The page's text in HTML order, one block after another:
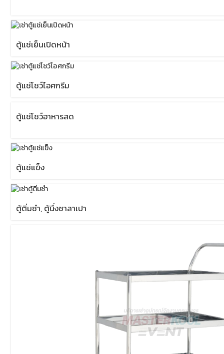
ตู้แช่เย็นเปิดหน้า
ตู้แช่โชว์ไอศกรีม
ตู้แช่โชว์อาหารสด
ตู้แช่แข็ง
ตู้ติ่มซำ, ตู้นึ่งซาลาเปา